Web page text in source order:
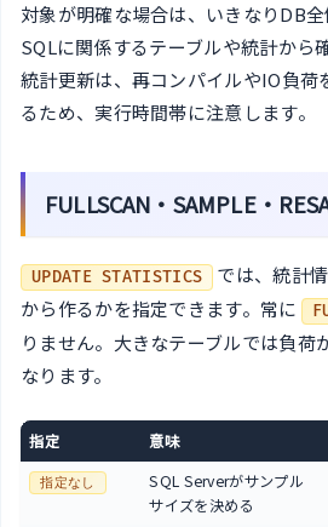
対象が明確な場合は、いきなりDB
SQLに関係するテーブルや統計から
統計更新は、再コンパイルやIO負荷
るため、実行時間帯に注意します。
FULLSCAN・SAMPLE・
UPDATE STATISTICS
では、統計
から作るかを指定できます。常に
りません。大きなテーブルでは負荷
なります。
指定 意味
指定なし
SQL Serverがサンプル
サイズを決める